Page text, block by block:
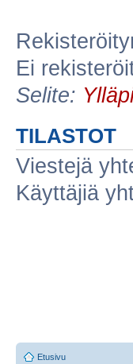
Ei
Selite:
TILASTOT
Viestejä
Käyttäjiä
Etusivu